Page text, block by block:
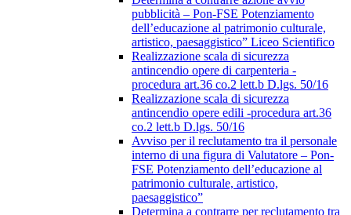
pubblicità – Pon-FSE Potenziamento
dell’educazione al patrimonio culturale,
artistico, paesaggistico” Liceo Scientifico
Realizzazione scala di sicurezza
antincendio opere di carpenteria -
procedura art.36 co.2 lett.b D.lgs. 50/16
Realizzazione scala di sicurezza
antincendio opere edili -procedura art.36
co.2 lett.b D.lgs. 50/16
Avviso per il reclutamento tra il personale
interno di una figura di Valutatore – Pon-
FSE Potenziamento dell’educazione al
patrimonio culturale, artistico,
paesaggistico”
Determina a contrarre per reclutamento tra